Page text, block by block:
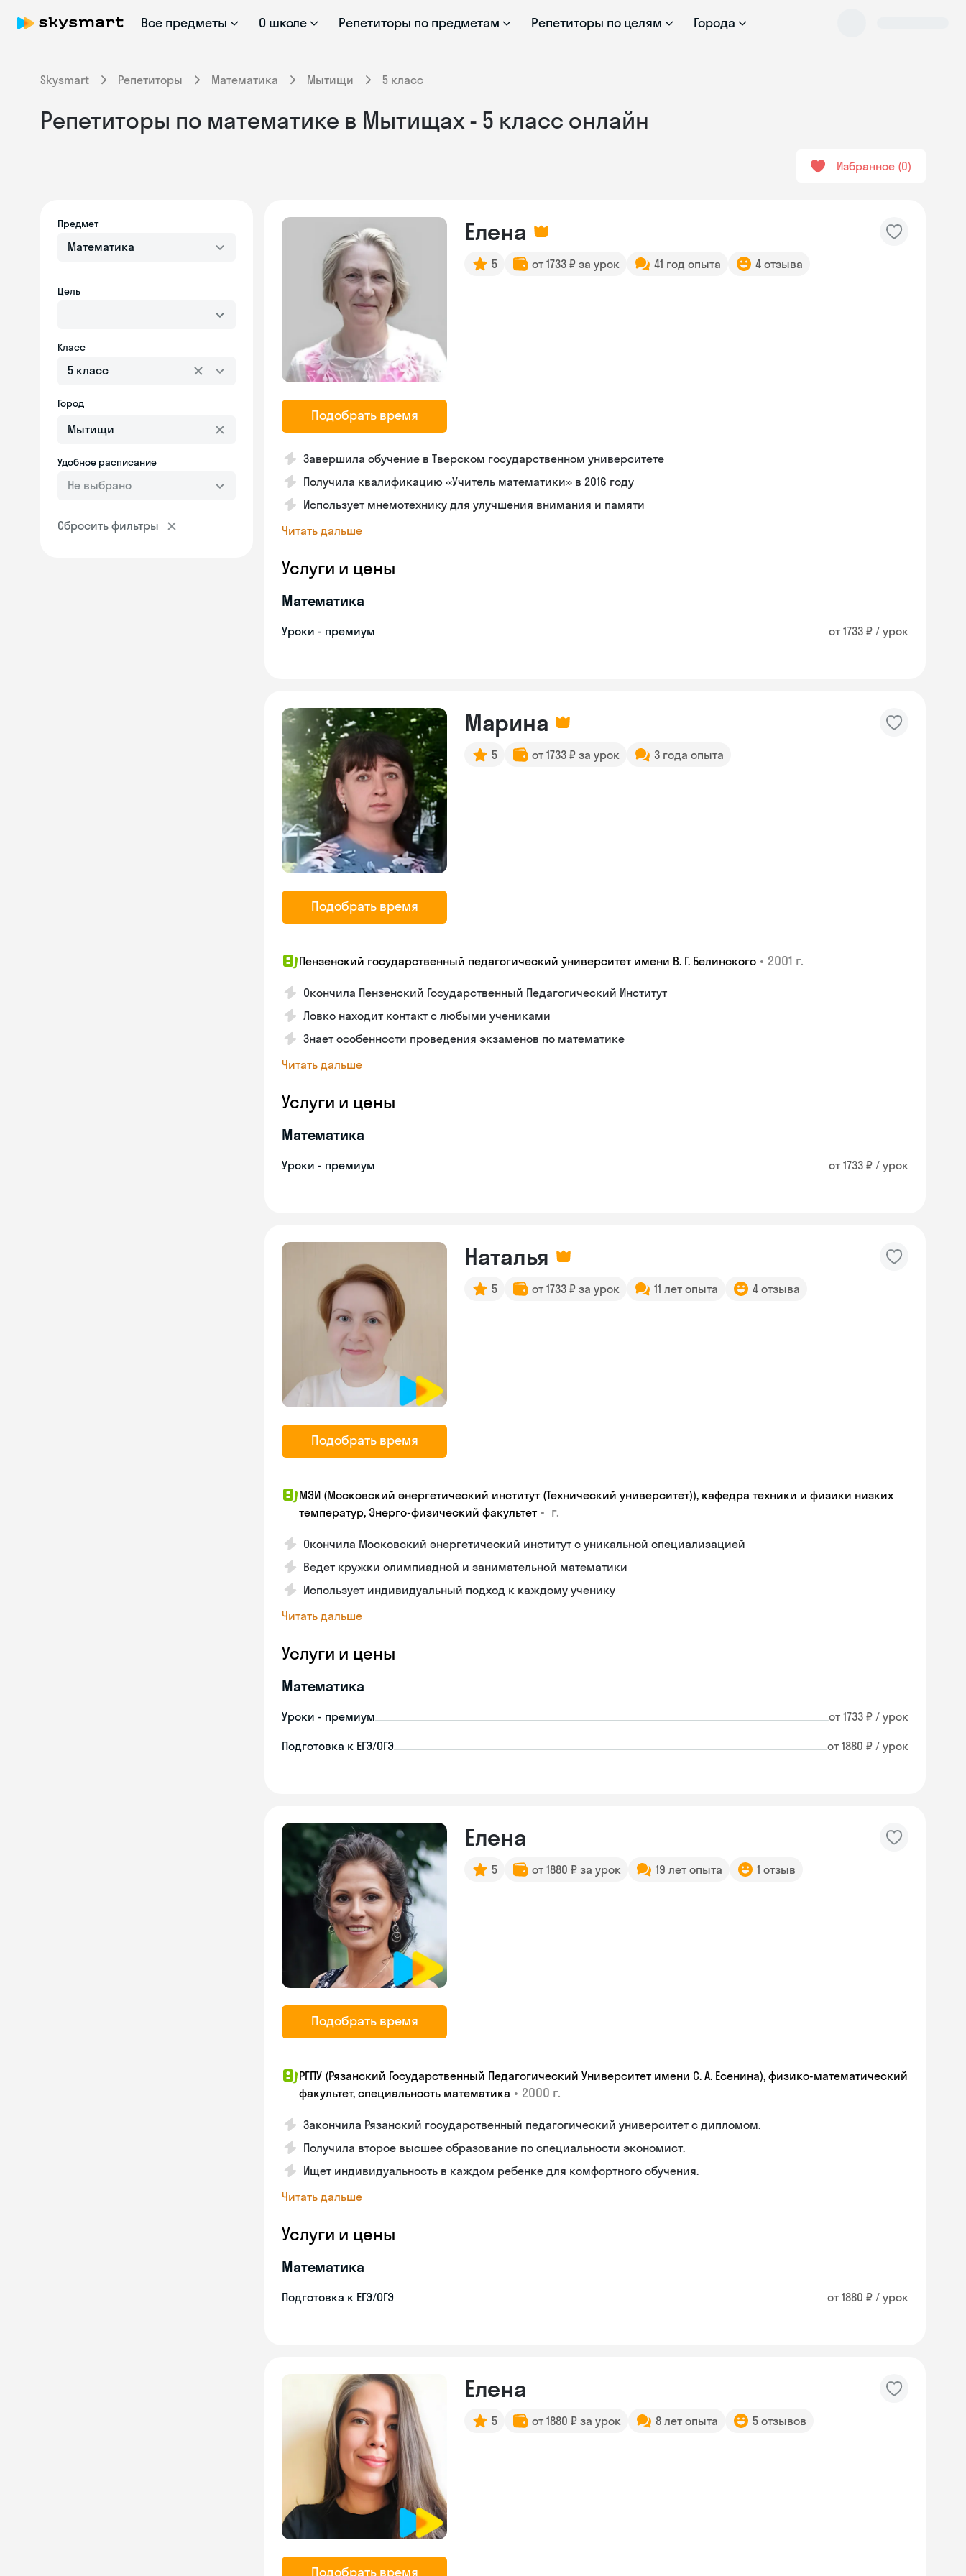
Все предметы О школе Репетиторы по предметам Репетиторы по целям Города
Skysmart Репетиторы Математика Мытищи 5 класс
Репетиторы по математике в Мытищах - 5 класс онлайн
Избранное 0
Предмет
Математика
Цель
Класс
5 класс
Город
Удобное расписание
Не выбрано
Сбросить фильтры
Подобрать время
Елена
5 от 1733 ₽ за урок 41 год опыта 4 отзыва
Завершила обучение в Тверском государственном университете
Получила квалификацию «Учитель математики» в 2016 году
Использует мнемотехнику для улучшения внимания и памяти
Читать дальше
Услуги и цены
Математика
Уроки - премиум от 1733 ₽ / урок
Подобрать время
Марина
5 от 1733 ₽ за урок 3 года опыта
Пензенский государственный педагогический университет имени В. Г. Белинского • 2001 г.
Окончила Пензенский Государственный Педагогический Институт
Ловко находит контакт с любыми учениками
Знает особенности проведения экзаменов по математике
Читать дальше
Услуги и цены
Математика
Уроки - премиум от 1733 ₽ / урок
Подобрать время
Наталья
5 от 1733 ₽ за урок 11 лет опыта 4 отзыва
МЭИ (Московский энергетический институт (Технический университет)), кафедра техники и физики низких
температур, Энерго-физический факультет • г.
Окончила Московский энергетический институт с уникальной специализацией
Ведет кружки олимпиадной и занимательной математики
Использует индивидуальный подход к каждому ученику
Читать дальше
Услуги и цены
Математика
Уроки - премиум от 1733 ₽ / урок
Подготовка к ЕГЭ/ОГЭ от 1880 ₽ / урок
Подобрать время
Елена
5 от 1880 ₽ за урок 19 лет опыта 1 отзыв
РГПУ (Рязанский Государственный Педагогический Университет имени С. А. Есенина), физико-математический
факультет, специальность математика • 2000 г.
Закончилa Рязанский государственный педагогический университет с дипломом.
Получила второе высшее образование по специальности экономист.
Ищет индивидуальность в каждом ребенке для комфортного обучения.
Читать дальше
Услуги и цены
Математика
Подготовка к ЕГЭ/ОГЭ от 1880 ₽ / урок
Подобрать время
Елена
5 от 1880 ₽ за урок 8 лет опыта 5 отзывов